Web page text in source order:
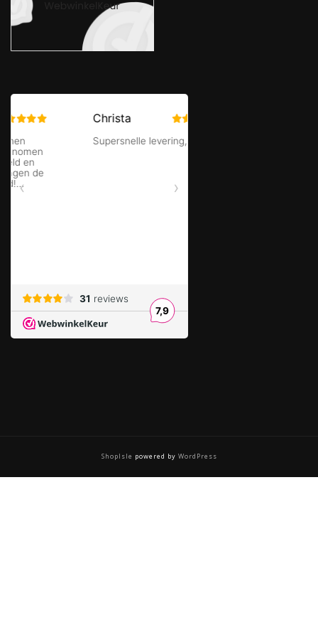
ShopIsle powered by WordPress